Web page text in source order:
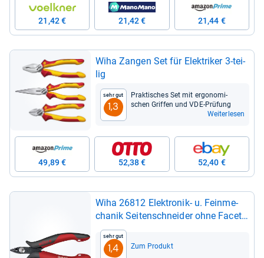
21,42 € 21,42 € 21,44 €
Wiha Zan­gen Set für Elek­tri­ker 3-​tei­
lig
Sehr gut
1,3
Prak­ti­sches Set mit ergo­no­mi­
schen Grif­fen und VDE-​Prü­fung
Weiterlesen
49,89 € 52,38 € 52,40 €
Wiha 26812 Elek­tro­nik-​ u. Fein­me­
cha­nik Sei­ten­schnei­der ohne Facette
118 mm
Sehr gut
1,4 Zum Produkt